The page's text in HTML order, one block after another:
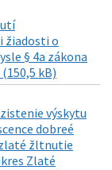
žiadosti o
§ 4a zákona
kB)
výskytu
dobreé
žltnutie
Zlaté